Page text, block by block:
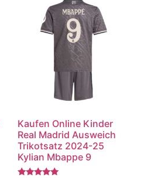
Kaufen Online Kinder
Real Madrid Ausweich
Trikotsatz 2024-25
Kylian Mbappe 9